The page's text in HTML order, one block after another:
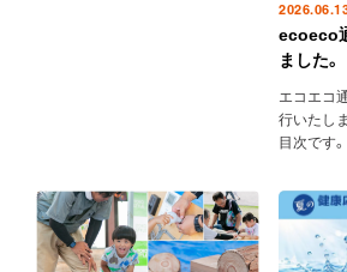
ecoeco
ました。
エコエコ
行いたし
目次です
月8月号
だけます